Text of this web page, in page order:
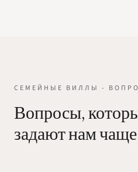
СЕМЕЙНЫЕ ВИЛЛЫ -
Вопросы,
задают нам чаще